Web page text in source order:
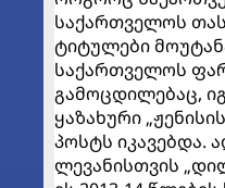
საქართველოს
ტიტულები
საქართველოს
გამოცდილებაც,
ყაზახური
პოსტს იკავებდა.
ლევანისთვის